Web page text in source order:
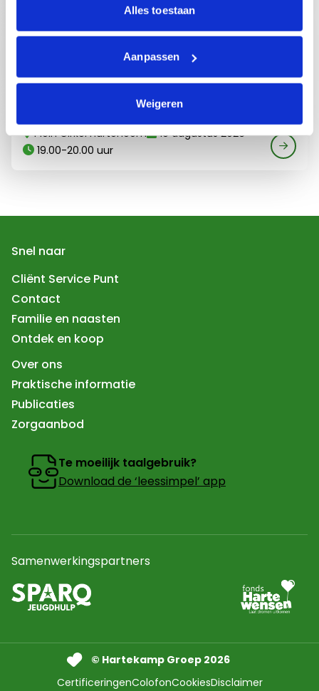
Alles toestaan
Aanpassen
Weigeren
Orangerie Hartekamp Heemstede
19.00-20.00 uur
Lees meer over Vakantie-soos
Zomeravondcafé Harteheem
Plein Cirkel Harteheem
19 augustus 2026
19.00-20.00 uur
Snel naar
Cliënt Service Punt
Contact
Familie en naasten
Ontdek en koop
Over ons
Praktische informatie
Publicaties
Zorgaanbod
Te moeilijk taalgebruik?
Download de ‘leessimpel’ app
Samenwerkingspartners
Naar de website van sparq Jeugdhulp In een nieuw
Ga naar
© Hartekamp Groep 2026
CertificeringenColofonCookiesDisclaimer